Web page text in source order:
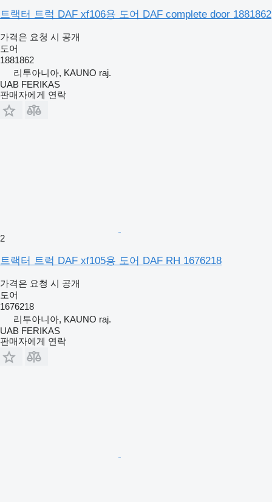
트랙터 트럭 DAF xf106용 도어 DAF complete door 1881862
가격은 요청 시 공개
도어
1881862
리투아니아, KAUNO raj.
UAB FERIKAS
판매자에게 연락
2
트랙터 트럭 DAF xf105용 도어 DAF RH 1676218
가격은 요청 시 공개
도어
1676218
리투아니아, KAUNO raj.
UAB FERIKAS
판매자에게 연락